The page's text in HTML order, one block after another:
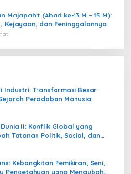
Majapahit (Abad ke-13 M – 15 M):
Kejayaan, dan Peninggalannya
Industri: Transformasi Besar
Peradaban Manusia
II: Konflik Global yang
Tatanan Politik, Sosial, dan
Kebangkitan Pemikiran, Seni,
Pengetahuan yang Mengubah